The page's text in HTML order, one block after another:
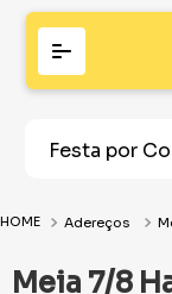
Festa por
Adereços
Meia 7/8